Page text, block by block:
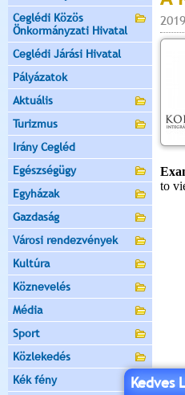
Ceglédi Közös
Önkormányzati Hivatal
Ceglédi Járási Hivatal
Pályázatok
Aktuális
Turizmus
Irány Cegléd
Egészségügy
Egyházak
Gazdaság
Városi rendezvények
Kultúra
Köznevelés
Média
Sport
Közlekedés
Kék fény
Kedves